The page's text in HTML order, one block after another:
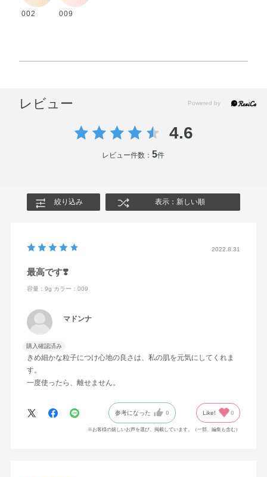
002 009
レビュー
4.6
レビュー件数：5件
絞り込み 表示：新しい順
2022.8.31
最高です❣️
容量：9g カラー：009
マドンナ
購入確認済み
きめ細かな粒子につけ心地の良さは、私の肌を元気にしてくれま
す。
一度使ったら、離せません。
参考になった 0 Like! 0
※お客様の嬉しいお声を選び、掲載しています。（一部、編集も含む）